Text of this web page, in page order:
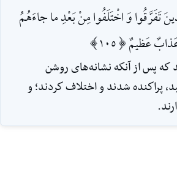
تَفَرَّقُوا وَ اخْتَلَفُوا مِنْ بَعْدِ ما جاءَهُمُ
عَظيمٌ [105]
كه پس از آنكه نشانه‌هاى روشن
پراكنده ‌شدند و اختلاف كردند؛ و